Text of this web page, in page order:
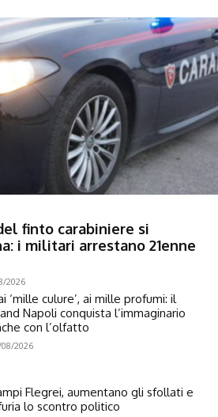
finto carabiniere si
i militari arrestano 21enne
2026
‘mille culure’, ai mille profumi: il
Napoli conquista l’immaginario
con l’olfatto
2026
Flegrei, aumentano gli sfollati e
lo scontro politico